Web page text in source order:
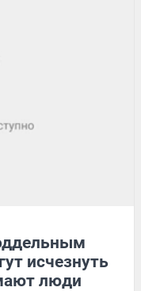
исчезнуть
люди